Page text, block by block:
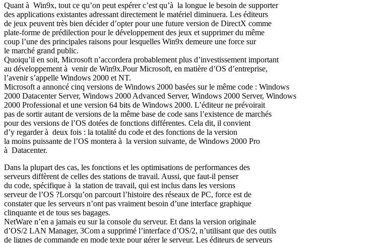
Quant à Win9x, tout ce qu’on peut espérer c’est qu’à la longue le besoin de supporter
des applications existantes adressant directement le matériel diminuera. Les éditeurs
de jeux peuvent très bien décider d’opter pour une future version de DirectX comme
plate-forme de prédilection pour le développement des jeux et supprimer du même
coup l’une des principales raisons pour lesquelles Win9x demeure une force sur
le marché grand public.
Quoiqu’il en soit, Microsoft n’accordera probablement plus d’investissement important
au développement à venir de Win9x.Pour Microsoft, en matière d’OS d’entreprise,
l’avenir s’appelle Windows 2000 et NT.
Microsoft a annoncé cinq versions de Windows 2000 basées sur le même code : Windows
2000 Datacenter Server, Windows 2000 Advanced Server, Windows 2000 Server, Windows
2000 Professional et une version 64 bits de Windows 2000. L’éditeur ne prévoirait
pas de sortir autant de versions de la même base de code sans l’existence de marchés
pour des versions de l’OS dotées de fonctions différentes. Cela dit, il convient
d’y regarder à deux fois : la totalité du code et des fonctions de la version
la moins puissante de l’OS montera à la version suivante, de Windows 2000 Pro
à Datacenter.
Dans la plupart des cas, les fonctions et les optimisations de performances des
serveurs diffèrent de celles des stations de travail. Aussi, que faut-il penser
du code, spécifique à la station de travail, qui est inclus dans les versions
serveur de l’OS ?Lorsqu’on parcourt l’histoire des réseaux de PC, force est de
constater que les serveurs n’ont pas vraiment besoin d’une interface graphique
clinquante et de tous ses bagages.
NetWare n’en a jamais eu sur la console du serveur. Et dans la version originale
d’OS/2 LAN Manager, 3Com a supprimé l’interface d’OS/2, n’utilisant que des outils
de lignes de commande en mode texte pour gérer le serveur. Les éditeurs de serveurs